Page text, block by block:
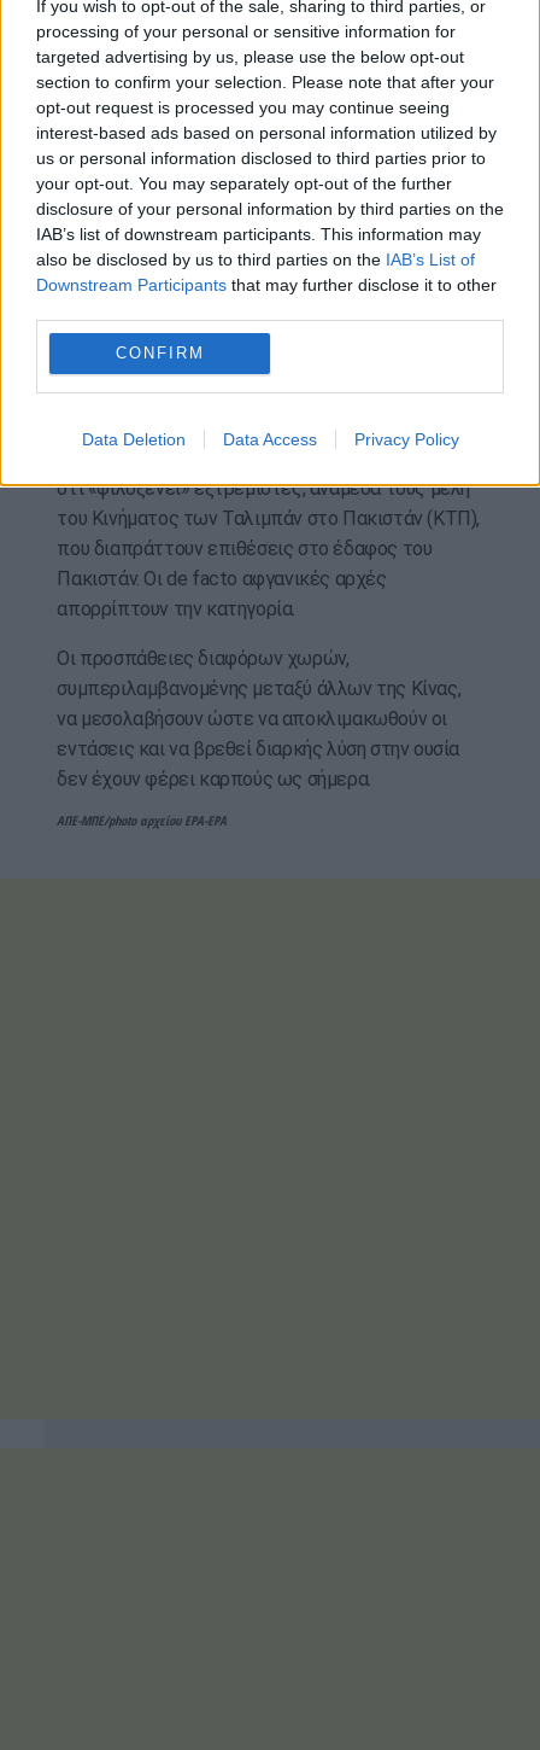
If you wish to opt-out of the sale, sharing to third parties, or
processing of your personal or sensitive information for
targeted advertising by us, please use the below opt-out
section to confirm your selection. Please note that after your
opt-out request is processed you may continue seeing
interest-based ads based on personal information utilized by
us or personal information disclosed to third parties prior to
your opt-out. You may separately opt-out of the further
disclosure of your personal information by third parties on the
IAB’s list of downstream participants. This information may
also be disclosed by us to third parties on the IAB’s List of
Downstream Participants that may further disclose it to other
CONFIRM
Data Deletion Data Access Privacy Policy
Ο ΟΗΕ ανέφερε ότι επαλήθευσε πως σκοτώθηκαν
28 άμαχοι και τραυματίστηκαν άλλοι σχεδόν 50.
Το Ισλαμαμπάντ ανέφερε πως οι βομβαρδισμοί
διεξήχθησαν σε αντίποινα για πρόσφατες
τρομοκρατικές ενέργειες στην πακιστανική
επικράτεια, συμπεριλαμβανομένης επίθεσης στο
Καράτσι στην οποία σκοτώθηκαν τρία μέλη των
δυνάμεων ασφαλείας, πιο συγκεκριμένα των
Rangers, παραστρατιωτικής δύναμης με
αρμοδιότητα ιδίως τη φύλαξη των συνόρων.
Αφότου επανήλθαν στην εξουσία οι Ταλιμπάν τον
Αύγουστο του 2021, η σχέση των δυο κρατών δεν
σταματά να επιδεινώνεται. Το Ισλαμαμπάντ
ότι «φιλοξενεί» εξτρεμιστές, ανάμεσά τους μέλη
του Κινήματος των Ταλιμπάν στο Πακιστάν (ΚΤΠ),
που διαπράττουν επιθέσεις στο έδαφος του
Πακιστάν. Οι de facto αφγανικές αρχές
απορρίπτουν την κατηγορία.
Οι προσπάθειες διαφόρων χωρών,
συμπεριλαμβανομένης μεταξύ άλλων της Κίνας,
να μεσολαβήσουν ώστε να αποκλιμακωθούν οι
εντάσεις και να βρεθεί διαρκής λύση στην ουσία
δεν έχουν φέρει καρπούς ως σήμερα.
ΑΠΕ-ΜΠΕ/photo αρχείου EPA-EPA